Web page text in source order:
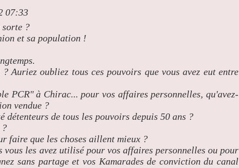
07:33
?
et sa population !
Auriez oubliez tous ces pouvoirs que vous avez eut entre
PCR" à Chirac... pour vos affaires personnelles, qu'avez-
vendue ?
détenteurs de tous les pouvoirs depuis 50 ans ?
?
faire que les choses aillent mieux ?
vous les avez utilisé pour vos affaires personnelles ou pour
sans partage et vos Kamarades de conviction du canal